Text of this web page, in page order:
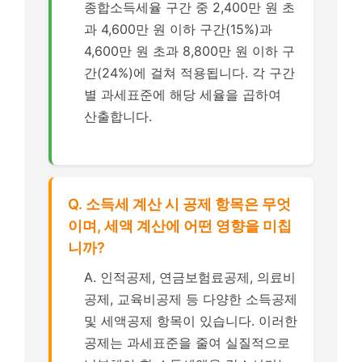
종합소득세율 구간 중 2,400만 원 초
과 4,600만 원 이하 구간(15%)과
4,600만 원 초과 8,800만 원 이하 구
간(24%)에 걸쳐 적용됩니다. 각 구간
별 과세표준에 해당 세율을 곱하여
산출합니다.
Q. 소득세 계산 시 공제 항목은 무엇
이며, 세액 계산에 어떤 영향을 미칩
니까?
A. 인적공제, 연금보험료공제, 의료비
공제, 교육비공제 등 다양한 소득공제
및 세액공제 항목이 있습니다. 이러한
공제는 과세표준을 줄여 실질적으로